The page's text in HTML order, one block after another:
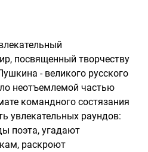
посвященный творчеству
- великого русского
неотъемлемой частью
командного состязания
увлекательных раундов:
поэта, угадают
раскроют